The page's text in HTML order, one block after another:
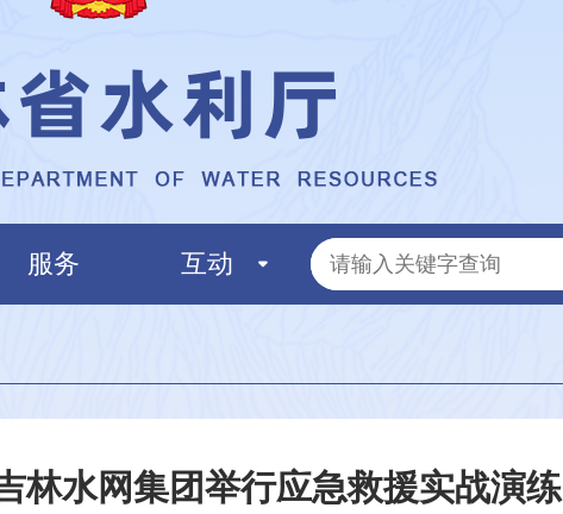
服务 互动
林水网集团举行应急救援实战演练